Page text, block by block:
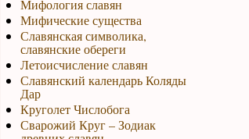
Мифология славян
Мифические существа
Славянская символика,
славянские обереги
Летоисчисление славян
Славянский календарь Коляды
Дар
Круголет Числобога
Сварожий Круг – Зодиак